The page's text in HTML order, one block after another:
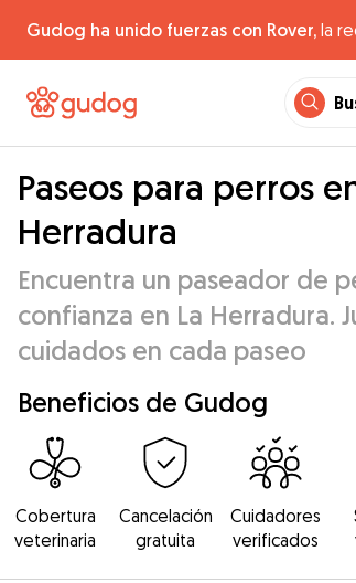
Gudog ha unido fuerzas con Rover, la
Paseos para perros
Herradura
Encuentra un paseador de
confianza en La Herradura.
cuidados en cada paseo
Beneficios de Gudog
Cobertura
veterinaria
Cancelación
gratuita
Cuidadores
verificados